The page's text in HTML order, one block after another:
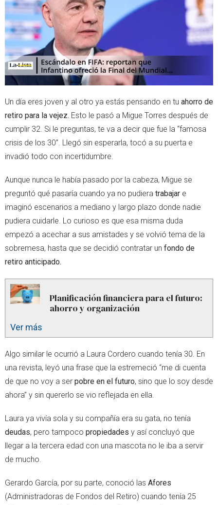
r
p
p
Un día eres joven y al otro ya estás pensando en tu ahorro de
retiro para la vejez. Esto le pasó a Migue Torres después de
cumplir 32. Si le preguntas, te va a decir que fue la “famosa
crisis de los 30”. Llegó sin esperarla, tocó a su puerta e
invadió todo con incertidumbre.
Aunque nunca le había pasado por la cabeza, Migue se
preguntó qué pasaría cuando ya no pudiera trabajar e
imaginó escenarios a mediano y largo plazo donde nadie
pudiera cuidarle. Lo curioso es que esa misma duda
empezó a acechar a sus amistades y se volvió tema de la
sobremesa, hasta que se decidió contratar un fondo de
retiro anticipado.
Planificación financiera para el futuro:
ahorro y organización
Ver más
Algo similar le ocurrió a Laura Cordero cuando tenía 30. En
una revista, leyó una frase que la estremeció “me di cuenta
de que no voy a ser pobre en el futuro, sino que lo soy desde
ahora” y sin quererlo se vio reflejada en ella.
Laura ya vivía sola y su compañía era su gata, no tenía
deudas, pero tampoco propiedades y así concluyó que
llegar a la tercera edad con una mascota no le iba a servir
de mucho.
Gerardo García, por su parte, conoció las Afores
(Administradoras de Fondos del Retiro) cuando tenía 25